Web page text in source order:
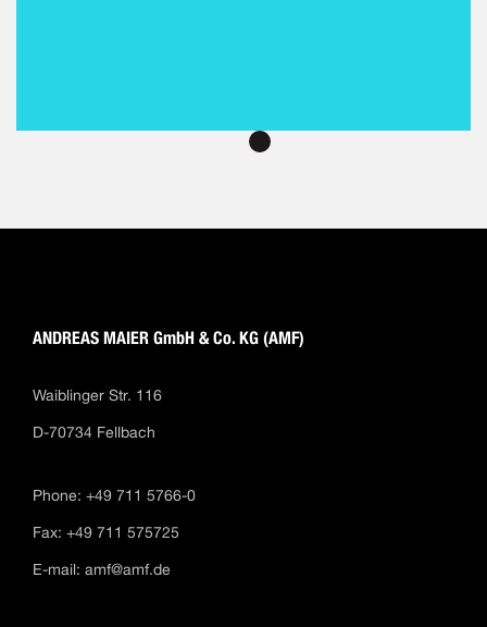
ANDREAS MAIER GmbH & Co. KG (AMF)
Waiblinger Str. 116
D-70734 Fellbach
Phone: +49 711 5766-0
Fax: +49 711 575725
E-mail: amf@amf.de